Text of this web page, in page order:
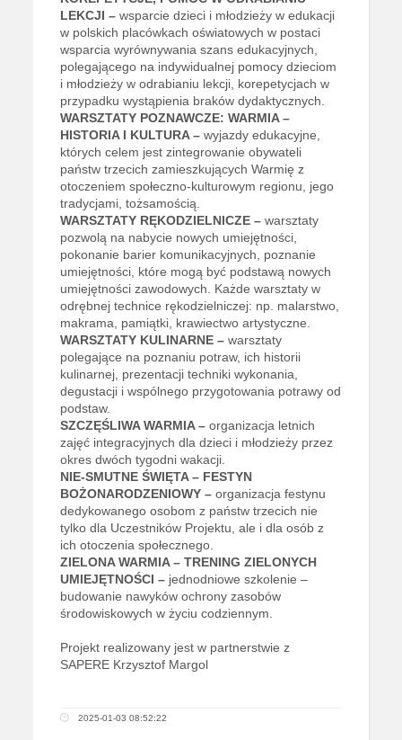
LEKCJI –wsparcie dzieci i młodzieży w edukacji
w polskich placówkach oświatowych w postaci
wsparcia wyrównywania szans edukacyjnych,
polegającego na indywidualnej pomocy dzieciom
i młodzieży w odrabianiu lekcji, korepetycjach w
przypadku wystąpienia braków dydaktycznych.
WARSZTATY POZNAWCZE: WARMIA –
HISTORIA I KULTURA –wyjazdy edukacyjne,
których celem jest zintegrowanie obywateli
państw trzecich zamieszkujących Warmię z
otoczeniem społeczno-kulturowym regionu, jego
tradycjami, tożsamością.
WARSZTATY RĘKODZIELNICZE –warsztaty
pozwolą na nabycie nowych umiejętności,
pokonanie barier komunikacyjnych, poznanie
umiejętności, które mogą być podstawą nowych
umiejętności zawodowych. Każde warsztaty w
odrębnej technice rękodzielniczej: np. malarstwo,
makrama, pamiątki, krawiectwo artystyczne.
WARSZTATY KULINARNE –warsztaty
polegające na poznaniu potraw, ich historii
kulinarnej, prezentacji techniki wykonania,
degustacji i wspólnego przygotowania potrawy od
podstaw.
SZCZĘŚLIWA WARMIA –organizacja letnich
zajęć integracyjnych dla dzieci i młodzieży przez
okres dwóch tygodni wakacji.
NIE-SMUTNE ŚWIĘTA – FESTYN
BOŻONARODZENIOWY –organizacja festynu
dedykowanego osobom z państw trzecich nie
tylko dla Uczestników Projektu, ale i dla osób z
ich otoczenia społecznego.
ZIELONA WARMIA – TRENING ZIELONYCH
UMIEJĘTNOŚCI – jednodniowe szkolenie –
budowanie nawyków ochrony zasobów
środowiskowych w życiu codziennym.
Projekt realizowany jest w partnerstwie z
SAPERE Krzysztof Margol
2025-01-03 08:52:22